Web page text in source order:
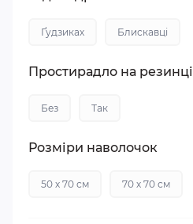
Ґудзиках Блискавці
Простирадло на резинці
Без Так
Розміри наволочок
50 х 70 см 70 х 70 см